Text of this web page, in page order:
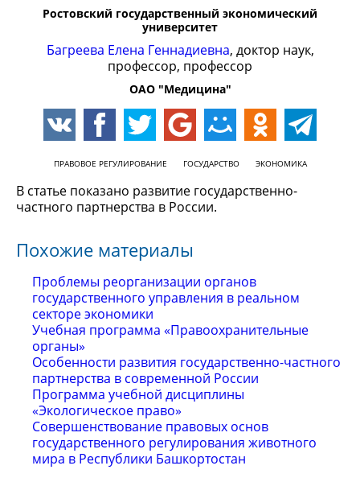
Ростовский государственный экономический
университет
Багреева Елена Геннадиевна, доктор наук,
профессор, профессор
ОАО "Медицина"
ПРАВОВОЕ РЕГУЛИРОВАНИЕ ГОСУДАРСТВО ЭКОНОМИКА
В статье показано развитие государственно-
частного партнерства в России.
Похожие материалы
Проблемы реорганизации органов
государственного управления в реальном
секторе экономики
Учебная программа «Правоохранительные
органы»
Особенности развития государственно-частного
партнерства в современной России
Программа учебной дисциплины
«Экологическое право»
Совершенствование правовых основ
государственного регулирования животного
мира в Республики Башкортостан